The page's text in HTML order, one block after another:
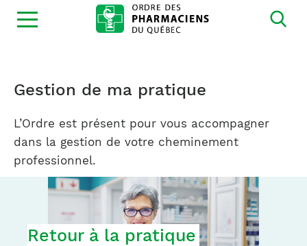
Ouvrir
la
Gestion de ma pratique
L’Ordre est présent pour vous accompagner
dans la gestion de votre cheminement
professionnel.
Retour à la pratique